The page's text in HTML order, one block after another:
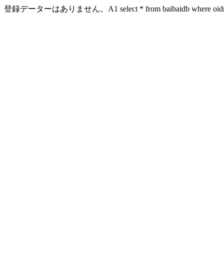
登録データーはありません。A1 select * from baibaidb where